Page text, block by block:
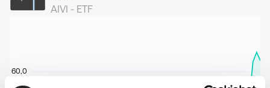
AIVI - ETF
60,0